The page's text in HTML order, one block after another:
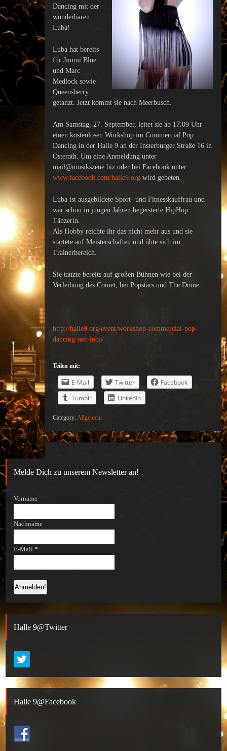
Dancing mit der
wunderbaren
Luba!
Luba hat bereits
für Jimmi Blue
und Marc
Medlock sowie
Queensberry
getanzt. Jetzt kommt sie nach Meerbusch.
Am Samstag, 27. September, leitet sie ab 17.09 Uhr
einen kostenlosen Workshop im Commercial Pop
Dancing in der Halle 9 an der Insterburger Straße 16 in
Osterath. Um eine Anmeldung unter
mail@musikszene.biz oder bei Facebook unter
www.facebook.com/halle9.org wird gebeten.
Luba ist ausgebildete Sport- und Fitnesskauffrau und
war schon in jungen Jahren begeisterte HipHop
Tänzerin.
Als Hobby reichte ihr das nicht mehr aus und sie
startete auf Meisterschaften und übte sich im
Trainerbereich.
Sie tanzte bereits auf großen Bühnen wie bei der
Verleihung des Comet, bei Popstars und The Dome.
http://halle9.org/event/workshop-commercial-pop-
dancing-mit-luba/
Teilen mit:
E-Mail Twitter
Facebook
Tumblr
LinkedIn
Category:Allgemein
Melde Dich zu unserem Newsletter an!
Vorname
Nachname
E-Mail *
Halle 9@Twitter
Halle 9@Facebook